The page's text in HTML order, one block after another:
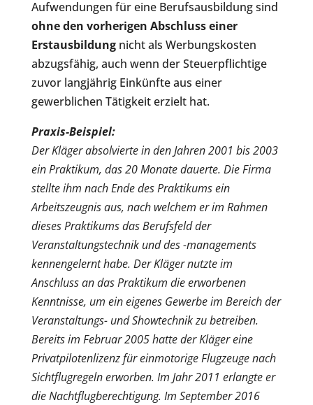
Aufwendungen für eine Berufsausbildung sind
ohne den vorherigen Abschluss einer
Erstausbildungnicht als Werbungskosten
abzugsfähig, auch wenn der Steuerpflichtige
zuvor langjährig Einkünfte aus einer
gewerblichen Tätigkeit erzielt hat.
Praxis-Beispiel:
Der Kläger absolvierte in den Jahren 2001 bis 2003
ein Praktikum, das 20 Monate dauerte. Die Firma
stellte ihm nach Ende des Praktikums ein
Arbeitszeugnis aus, nach welchem er im Rahmen
dieses Praktikums das Berufsfeld der
Veranstaltungstechnik und des -managements
kennengelernt habe. Der Kläger nutzte im
Anschluss an das Praktikum die erworbenen
Kenntnisse, um ein eigenes Gewerbe im Bereich der
Veranstaltungs- und Showtechnik zu betreiben.
Bereits im Februar 2005 hatte der Kläger eine
Privatpilotenlizenz für einmotorige Flugzeuge nach
Sichtflugregeln erworben. Im Jahr 2011 erlangte er
die Nachtflugberechtigung. Im September 2016